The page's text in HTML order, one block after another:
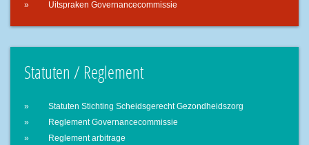
Uitspraken Governancecommissie
Statuten / Reglement
Statuten Stichting Scheidsgerecht Gezondheidszorg
Reglement Governancecommissie
Reglement arbitrage